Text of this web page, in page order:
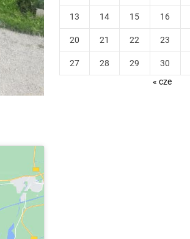
13 14 15 16
20 21 22 23
27 28 29 30
« cze